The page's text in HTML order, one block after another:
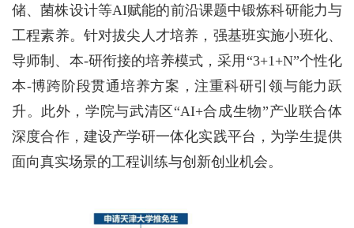
储、菌株设计等AI赋能的前沿课题中锻炼科研能力与
工程素养。针对拔尖人才培养，强基班实施小班化、
导师制、本-研衔接的培养模式，采用“3+1+N”个性化
本-博跨阶段贯通培养方案，注重科研引领与能力跃
升。此外，学院与武清区“AI+合成生物”产业联合体
深度合作，建设产学研一体化实践平台，为学生提供
面向真实场景的工程训练与创新创业机会。